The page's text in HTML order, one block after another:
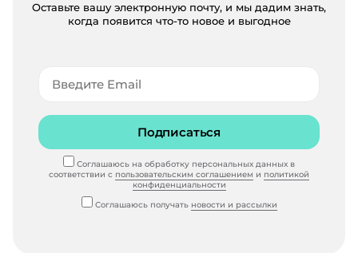
Оставьте вашу электронную почту, и мы дадим знать,
когда появится что-то новое и выгодное
Подписаться
Соглашаюсь на обработку персональных данных в
соответствии с пользовательским соглашением и политикой
конфиденциальности
Соглашаюсь получать новости и рассылки